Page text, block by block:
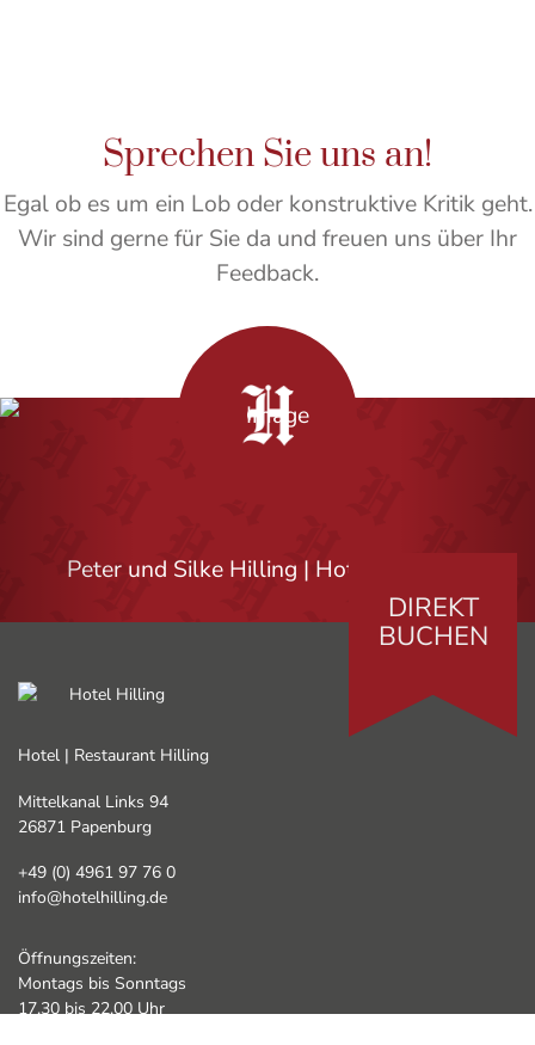
Sprechen Sie uns an!
Egal ob es um ein Lob oder konstruktive Kritik geht.
Wir sind gerne für Sie da und freuen uns über Ihr
Feedback.
Peter und Silke Hilling | Hotelinhaberin
Hotel | Restaurant Hilling
Mittelkanal Links 94
26871 Papenburg
+49 (0) 4961 97 76 0
info@hotelhilling.de
Öffnungszeiten:
Montags bis Sonntags
17.30 bis 22.00 Uhr
DIREKT
BUCHEN